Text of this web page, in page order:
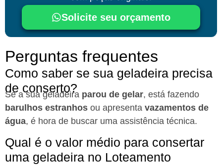
Solicite seu orçamento
Perguntas frequentes
Como saber se sua geladeira precisa
de conserto?
Se a sua geladeira parou de gelar, está fazendo
barulhos estranhos ou apresenta vazamentos de
água, é hora de buscar uma assistência técnica.
Qual é o valor médio para consertar
uma geladeira no Loteamento